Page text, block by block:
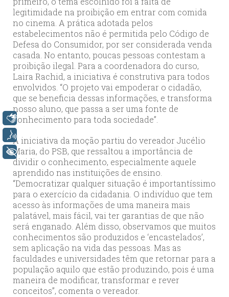
legitimidade na proibição em entrar com comida
no cinema. A prática adotada pelos
estabelecimentos não é permitida pelo Código de
Defesa do Consumidor, por ser considerada venda
casada. No entanto, poucas pessoas contestam a
proibição ilegal. Para a coordenadora do curso,
Laira Rachid, a iniciativa é construtiva para todos
envolvidos. “O projeto vai empoderar o cidadão,
que se beneficia dessas informações, e transforma
nosso aluno, que passa a ser uma fonte de
conhecimento para toda sociedade”.
A iniciativa da moção partiu do vereador Jucélio
Maria, do PSB, que ressaltou a importância de
dividir o conhecimento, especialmente aquele
aprendido nas instituições de ensino.
“Democratizar qualquer situação é importantíssimo
para o exercício da cidadania. O indivíduo que tem
acesso às informações de uma maneira mais
palatável, mais fácil, vai ter garantias de que não
será enganado. Além disso, observamos que muitos
conhecimentos são produzidos e ‘encastelados’,
sem aplicação na vida das pessoas. Mas as
faculdades e universidades têm que retornar para a
população aquilo que estão produzindo, pois é uma
maneira de modificar, transformar e rever
conceitos”, comenta o vereador.
Libras
+ Acessibilidade